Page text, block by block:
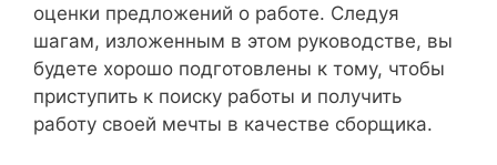
оценки предложений о работе. Следуя
шагам, изложенным в этом руководстве, вы
будете хорошо подготовлены к тому, чтобы
приступить к поиску работы и получить
работу своей мечты в качестве сборщика.